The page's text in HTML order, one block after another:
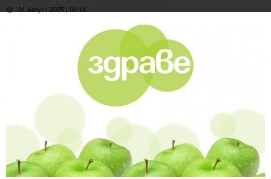
01 Август 2025 | 06:14